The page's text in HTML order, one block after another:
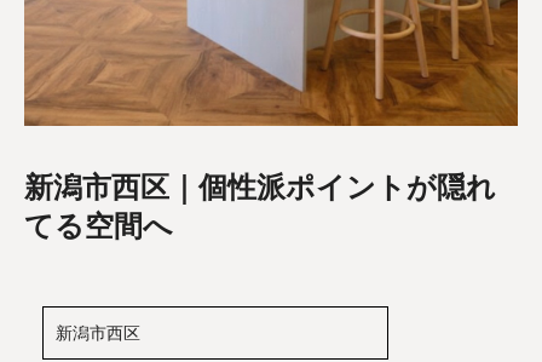
新潟市西区｜個性派ポイントが隠れ
てる空間へ
新潟市西区